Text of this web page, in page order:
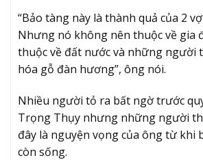
“Bảo tàng này là thành quả của 2
Nhưng nó không nên thuộc về gia
thuộc về đất nước và những người
hóa gỗ đàn hương”, ông nói.
Nhiều người tỏ ra bất ngờ trước
Trọng Thụy nhưng những người
đây là nguyện vọng của ông từ khi
còn sống.